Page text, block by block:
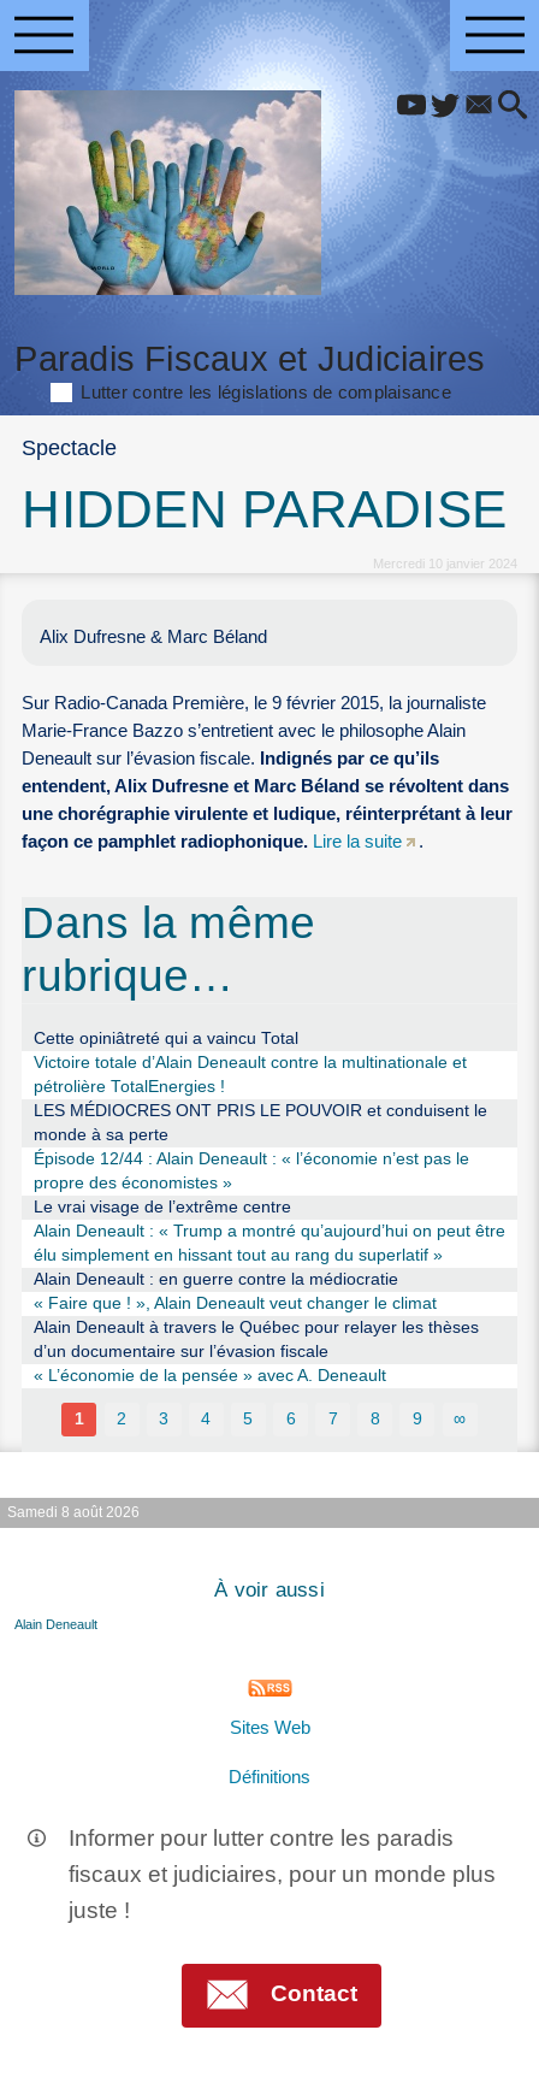
Paradis Fiscaux et Judiciaires
Lutter contre les législations de complaisance
Spectacle
HIDDEN PARADISE
Mercredi 10 janvier 2024
Alix Dufresne & Marc Béland
Sur Radio-Canada Première, le 9 février 2015, la journaliste
Marie-France Bazzo s’entretient avec le philosophe Alain
Deneault sur l’évasion fiscale.
Indignés par ce qu’ils
entendent, Alix Dufresne et Marc Béland se révoltent dans
une chorégraphie virulente et ludique, réinterprétant à leur
façon ce pamphlet radiophonique. Lire la suite .
Dans la même
rubrique…
Cette opiniâtreté qui a vaincu Total
Victoire totale d’Alain Deneault contre la multinationale et
pétrolière TotalEnergies !
LES MÉDIOCRES ONT PRIS LE POUVOIR et conduisent le
monde à sa perte
Épisode 12/44 : Alain Deneault : « l’économie n’est pas le
propre des économistes »
Le vrai visage de l’extrême centre
Alain Deneault : « Trump a montré qu’aujourd’hui on peut être
élu simplement en hissant tout au rang du superlatif »
Alain Deneault : en guerre contre la médiocratie
« Faire que ! », Alain Deneault veut changer le climat
Alain Deneault à travers le Québec pour relayer les thèses
d’un documentaire sur l’évasion fiscale
« L’économie de la pensée » avec A. Deneault
1 2 3 4 5 6 7 8 9 ∞
Samedi 8 août 2026
À voir aussi
Alain Deneault
Sites Web
Définitions
Informer pour lutter contre les paradis
fiscaux et judiciaires, pour un monde plus
juste !
Contact